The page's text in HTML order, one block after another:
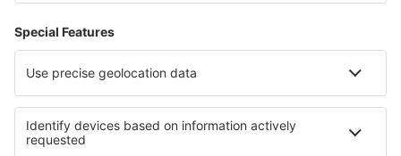
Země
Mezinárodní web-stránky
eSky.eu eSky.com eDestinos.com